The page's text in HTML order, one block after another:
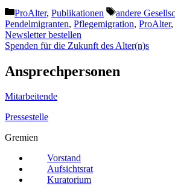
Kategorien
ProAlter, Publikationen Schlagwörter
andere
Pendelmigranten, Pflegemigration, ProAlter,
Newsletter bestellen
Spenden für die Zukunft des Alter(n)s
Ansprechpersonen
Mitarbeitende
Pressestelle
Gremien
Vorstand
Aufsichtsrat
Kuratorium